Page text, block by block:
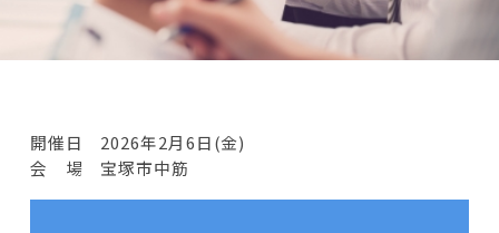
開催日 2026年2月6日(金)
会 場 宝塚市中筋